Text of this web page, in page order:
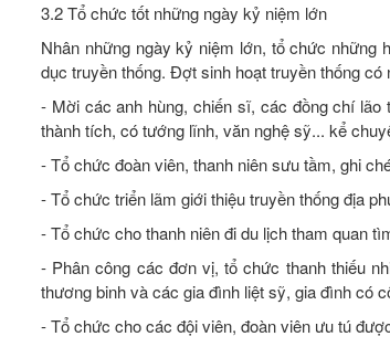
3.2 Tổ chức tốt những ngày kỷ niệm lớn
Nhân những ngày kỷ niệm lớn, tổ chức những
dục truyền thống. Đợt sinh hoạt truyền thống có
- Mời các anh hùng, chiến sĩ, các đồng chí
thành tích, có tướng lĩnh, văn nghệ sỹ... kể
- Tổ chức đoàn viên, thanh niên sưu tầm, ghi
- Tổ chức triển lãm giới thiệu truyền thống địa
- Tổ chức cho thanh niên đi du lịch tham quan
- Phân công các đơn vị, tổ chức thanh thiếu
thương binh và các gia đình liệt sỹ, gia đình có
- Tổ chức cho các đội viên, đoàn viên ưu tú